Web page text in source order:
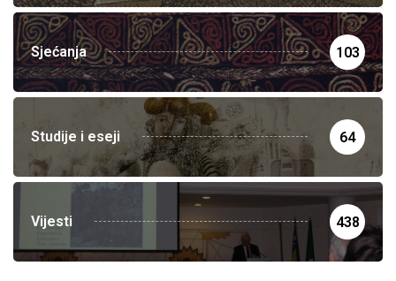
Sjećanja 103
Studije i eseji 64
Vijesti 438